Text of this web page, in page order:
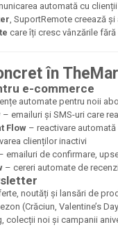
automată cu
, SuportRemote creează
care îți cresc vânzările
în
e-commerce
automate pentru noii
– emailuri și SMS-uri care
Flow – reactivare
clienților inactivi
emailuri de confirmare,
– cereri automate de
noutăți și lansări de
(Crăciun, Valentine’s
colecții noi și campanii